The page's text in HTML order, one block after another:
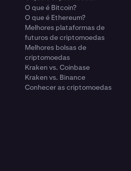
O que é Bitcoin?
O que é Ethereum?
Melhores plataformas de
futuros de criptomoedas
Melhores bolsas de
criptomoedas
Kraken vs. Coinbase
Kraken vs. Binance
Conhecer as criptomoedas